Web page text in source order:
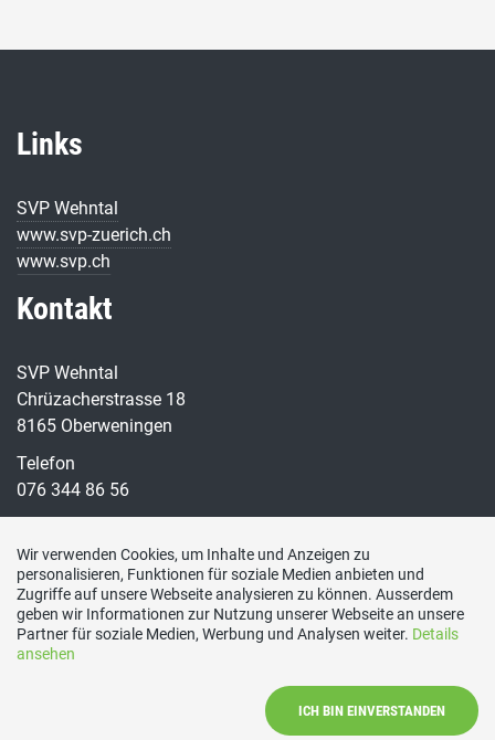
Links
SVP Wehntal
www.svp-zuerich.ch
www.svp.ch
Kontakt
SVP Wehntal
Chrüzacherstrasse 18
8165 Oberweningen
Telefon
076 344 86 56
g.m.Schaerer@bluewin.ch
Social Media
Besuchen Sie uns bei:
Wir verwenden Cookies, um Inhalte und Anzeigen zu
personalisieren, Funktionen für soziale Medien anbieten und
Zugriffe auf unsere Webseite analysieren zu können. Ausserdem
geben wir Informationen zur Nutzung unserer Webseite an unsere
Partner für soziale Medien, Werbung und Analysen weiter. Details
ansehen
ICH BIN EINVERSTANDEN